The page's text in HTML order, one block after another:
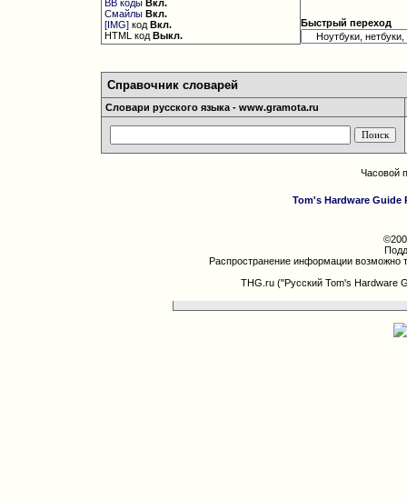
BB коды Вкл.
Смайлы Вкл.
[IMG] кодВкл.
HTML кодВыкл.
Быстрый переход
Справочник словарей
Словари русского языка - www.gramota.ru
Часовой
Tom's Hardware Guide
Распространение информации возможно
THG.ru ("Русский Tom's Hardware